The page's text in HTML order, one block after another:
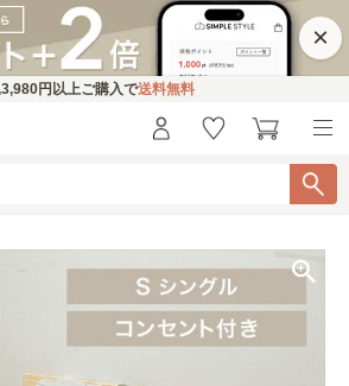
×
3,980円 以上ご購入で送料無料